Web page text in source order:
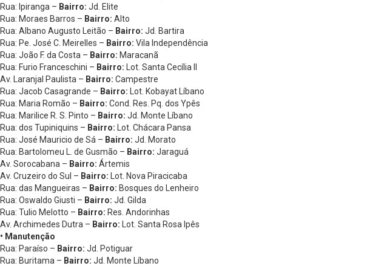
Rua: Ipiranga – Bairro: Jd. Elite
Rua: Moraes Barros – Bairro: Alto
Rua: Albano Augusto Leitão – Bairro: Jd. Bartira
Rua: Pe. José C. Meirelles – Bairro: Vila Independência
Rua: João F. da Costa – Bairro: Maracanã
Rua: Furio Franceschini – Bairro: Lot. Santa Cecília II
Av. Laranjal Paulista – Bairro: Campestre
Rua: Jacob Casagrande – Bairro: Lot. Kobayat Líbano
Rua: Maria Romão – Bairro: Cond. Res. Pq. dos Ypês
Rua: Marilice R. S. Pinto – Bairro: Jd. Monte Líbano
Rua: dos Tupiniquins – Bairro: Lot. Chácara Pansa
Rua: José Mauricio de Sá – Bairro: Jd. Morato
Rua: Bartolomeu L. de Gusmão – Bairro: Jaraguá
Av. Sorocabana – Bairro: Ártemis
Av. Cruzeiro do Sul – Bairro: Lot. Nova Piracicaba
Rua: das Mangueiras – Bairro: Bosques do Lenheiro
Rua: Oswaldo Giusti – Bairro: Jd. Gilda
Rua: Tulio Melotto – Bairro: Res. Andorinhas
Av. Archimedes Dutra – Bairro: Lot. Santa Rosa Ipês
• Manutenção
Rua: Paraíso – Bairro: Jd. Potiguar
Rua: Buritama – Bairro: Jd. Monte Líbano